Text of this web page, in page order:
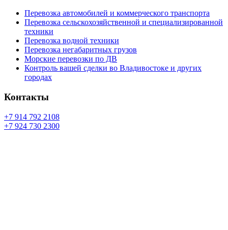
Перевозка автомобилей и коммерческого транспорта
Перевозка сельскохозяйственной и специализированной
техники
Перевозка водной техники
Перевозка негабаритных грузов
Морские перевозки по ДВ
Контроль вашей сделки во Владивостоке и других
городах
Контакты
+7 914 792 2108
+7 924 730 2300